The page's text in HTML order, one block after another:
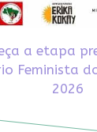
a etapa
Feminista
2026